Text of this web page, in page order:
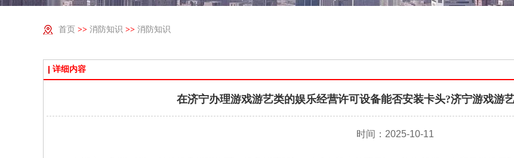
首页 >> 消防知识 >> 消防知识
详细内容
在济宁办理游戏游艺类的娱乐经营许可设备能否安装卡头?济宁游戏游
时间：2025-10-11